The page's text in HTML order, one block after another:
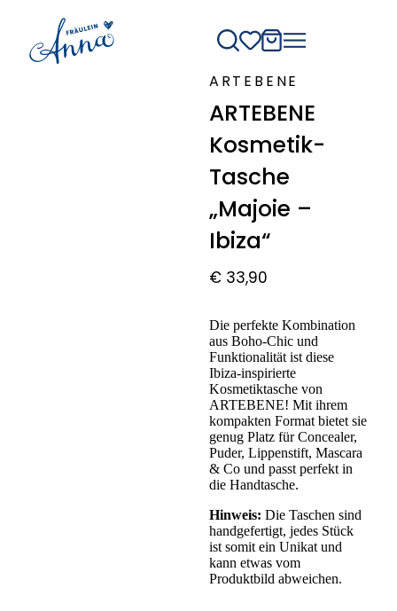
ARTEBENE
ARTEBENE
Kosmetik-
Tasche
„Majoie –
Ibiza“
€33,90
Die perfekte Kombination
aus Boho-Chic und
Funktionalität ist diese
Ibiza-inspirierte
Kosmetiktasche von
ARTEBENE! Mit ihrem
kompakten Format bietet sie
genug Platz für Concealer,
Puder, Lippenstift, Mascara
& Co und passt perfekt in
die Handtasche.
Hinweis: Die Taschen sind
handgefertigt, jedes Stück
ist somit ein Unikat und
kann etwas vom
Produktbild abweichen.